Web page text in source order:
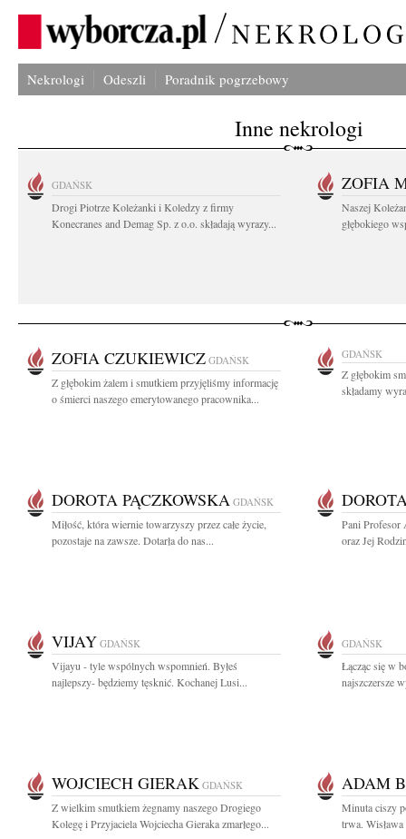
Nekrologi Odeszli Poradnik pogrzebowy
Inne nekrologi
GDAŃSK
Drogi Piotrze Koleżanki i Koledzy z firmy
Konecranes and Demag Sp. z o.o. składają wyrazy...
ZOFIA
Naszej
głębokiego
ZOFIA CZUKIEWICZ GDAŃSK
Z głębokim żalem i smutkiem przyjęliśmy informację
o śmierci naszego emerytowanego pracownika...
GDAŃSK
Z głębokim
składamy
DOROTA PĄCZKOWSKA GDAŃSK
Miłość, która wiernie towarzyszy przez całe życie,
pozostaje na zawsze. Dotarła do nas...
Pani Profesor
oraz Jej
VIJAY GDAŃSK
Vijayu - tyle wspólnych wspomnień. Byłeś
najlepszy- będziemy tęsknić. Kochanej Lusi...
GDAŃSK
Łącząc się w
najszczersze
WOJCIECH GIERAK GDAŃSK
Z wielkim smutkiem żegnamy naszego Drogiego
Kolegę i Przyjaciela Wojciecha Gieraka zmarłego...
ADAM
Minuta ciszy
trwa.